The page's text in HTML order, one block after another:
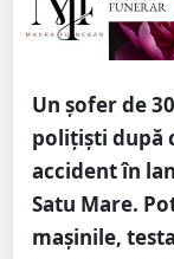
Un șofer de
polițiști după
accident în
Satu Mare.
mașinile,